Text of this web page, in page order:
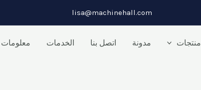
lisa@machinehall.com
منتجات مدونة اتصل بنا الخدمات معلومات